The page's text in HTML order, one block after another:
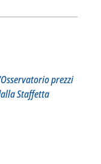
per compagnia,
prezzi
Staffetta